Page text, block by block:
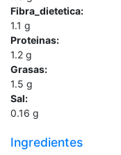
Fibra_dietetica:
1.1 g
Proteinas:
1.2 g
Grasas:
1.5 g
Sal:
0.16 g
Ingredientes